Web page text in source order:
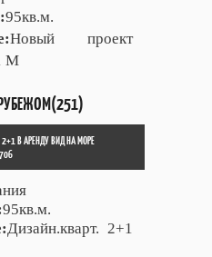
95кв.м.
Новый проект
М
В АРЕНДУ ВИД НА МОРЕ
95кв.м.
Дизайн.кварт. 2+1